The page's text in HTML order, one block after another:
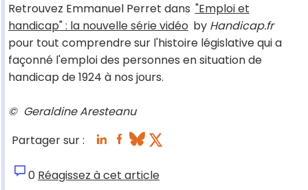
Retrouvez Emmanuel Perret dans "Emploi et
handicap" : la nouvelle série vidéo by Handicap.fr
pour tout comprendre sur l'histoire législative qui a
façonné l'emploi des personnes en situation de
handicap de 1924 à nos jours.
© Geraldine Aresteanu
Partager sur :
0 Réagissez à cet article